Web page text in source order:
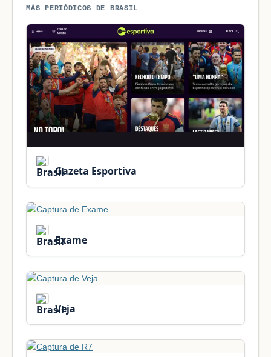
MÁS PERIÓDICOS DE BRASIL
Gazeta Esportiva
Exame
Veja